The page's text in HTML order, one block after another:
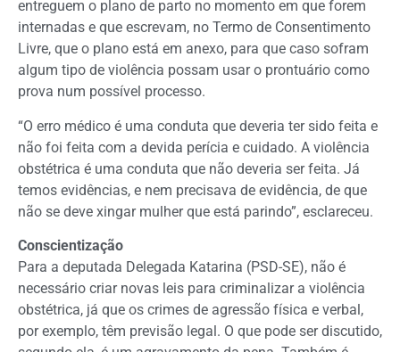
entreguem o plano de parto no momento em que forem
internadas e que escrevam, no Termo de Consentimento
Livre, que o plano está em anexo, para que caso sofram
algum tipo de violência possam usar o prontuário como
prova num possível processo.
“O erro médico é uma conduta que deveria ter sido feita e
não foi feita com a devida perícia e cuidado. A violência
obstétrica é uma conduta que não deveria ser feita. Já
temos evidências, e nem precisava de evidência, de que
não se deve xingar mulher que está parindo”, esclareceu.
Conscientização
Para a deputada Delegada Katarina (PSD-SE), não é
necessário criar novas leis para criminalizar a violência
obstétrica, já que os crimes de agressão física e verbal,
por exemplo, têm previsão legal. O que pode ser discutido,